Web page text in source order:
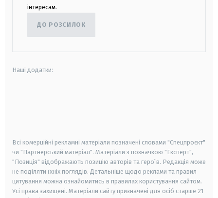
інтересам.
ДО РОЗСИЛОК
Наші додатки:
Всі комерційні рекламні матеріали позначені словами "Спецпроєкт"
чи "Партнерський матеріал". Матеріали з позначкою "Експерт",
"Позиція" відображають позицію авторів та героїв. Редакція може
не поділяти їхніх поглядів. Детальніше щодо реклами та правил
цитування можна ознайомитись в правилах користування сайтом.
Усі права захищені. Матеріали сайту призначені для осіб старше 21